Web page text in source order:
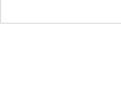
电器： 2、seiko